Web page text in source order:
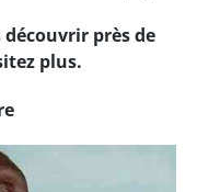
découvrir près de
plus.